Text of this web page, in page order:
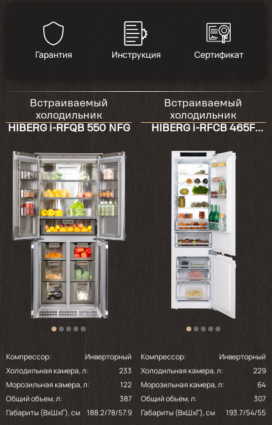
Гарантия Инструкция Сертификат
Встраиваемый
холодильник
HIBERG i-RFQB 550 NFG
Компрессор:
Инверторный
Холодильная камера, л:
233
Морозильная камера, л:
122
Общий объем, л:
387
Габариты (ВхШхГ), см
188.2/78/57.9
Встраиваемый
холодильник
HIBERG i-RFCB 465F
Компрессор:
Инверторный
Холодильная камера, л:
229
Морозильная камера, л:
64
Общий объем, л:
307
Габариты (ВхШхГ), см
193.7/54/55